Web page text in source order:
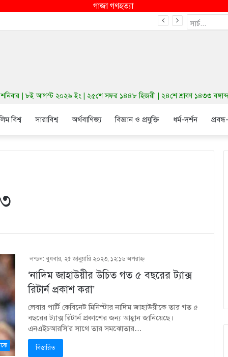
গাজা গণহত্যা
| ৮ই আগস্ট ২০২৬ ইং | ২৫শে সফর ১৪৪৮ হিজরী | ২৪শে শ্রাবণ ১৪৩৩ বঙ্গাব্দ
বিশ্ব সারাবিশ্ব অর্থবাণিজ্য বিজ্ঞান ও প্রযুক্তি ধর্ম-দর্শন
লন্ডন: বুধবার, ২৫ জানুয়ারি ২০২৩, ১২:১৬ অপরাহ্ণ
‘নাদিম জাহাউয়ীর উচিত গত ৫ বছরের ট্যাক্স
রিটার্ন প্রকাশ করা’
লেবার পার্টি কেবিনেট মিনিস্টার নাদিম জাহাউয়ীকে তার গত ৫
বছরের ট্যাক্স রিটার্ন প্রকাশের জন্য আহ্বান জানিয়েছে।
এনএইচআরসি’র সাথে তার সমঝোতার…
বিস্তারিত